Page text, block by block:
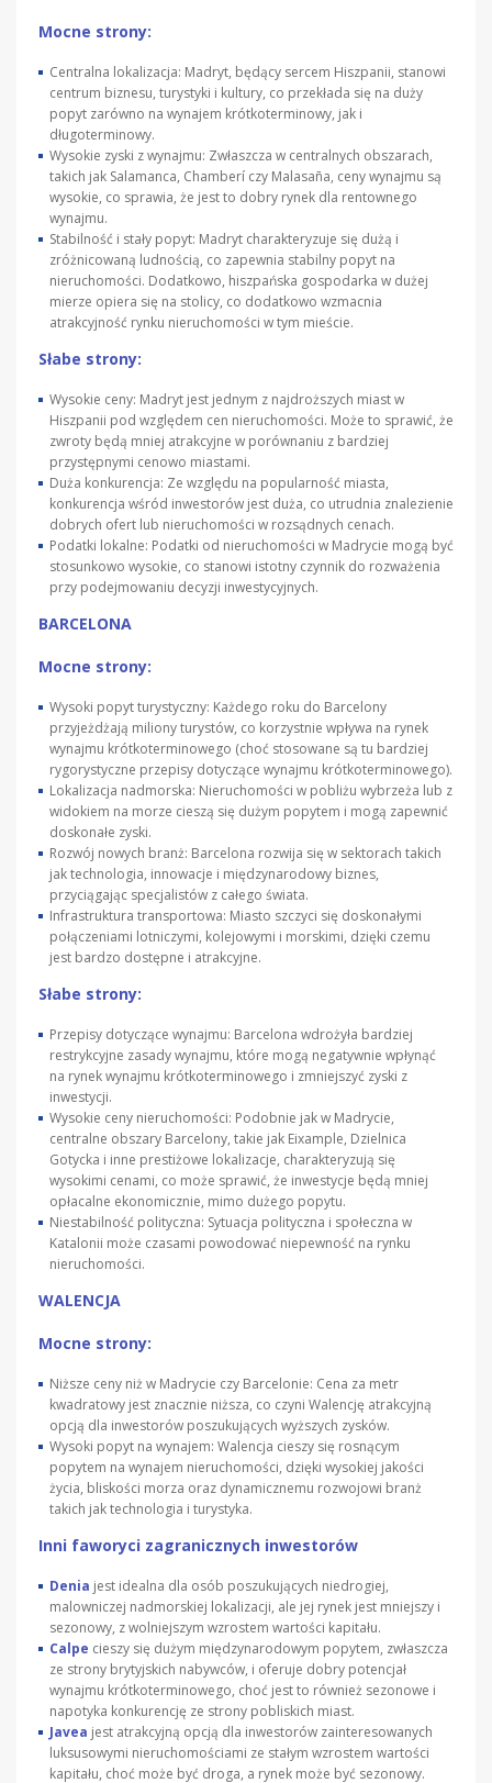
Mocne strony:
Centralna lokalizacja: Madryt, będący sercem Hiszpanii, stanowi
centrum biznesu, turystyki i kultury, co przekłada się na duży
popyt zarówno na wynajem krótkoterminowy, jak i
długoterminowy.
Wysokie zyski z wynajmu: Zwłaszcza w centralnych obszarach,
takich jak Salamanca, Chamberí czy Malasaña, ceny wynajmu są
wysokie, co sprawia, że jest to dobry rynek dla rentownego
wynajmu.
Stabilność i stały popyt: Madryt charakteryzuje się dużą i
zróżnicowaną ludnością, co zapewnia stabilny popyt na
nieruchomości. Dodatkowo, hiszpańska gospodarka w dużej
mierze opiera się na stolicy, co dodatkowo wzmacnia
atrakcyjność rynku nieruchomości w tym mieście.
Słabe strony:
Wysokie ceny: Madryt jest jednym z najdroższych miast w
Hiszpanii pod względem cen nieruchomości. Może to sprawić, że
zwroty będą mniej atrakcyjne w porównaniu z bardziej
przystępnymi cenowo miastami.
Duża konkurencja: Ze względu na popularność miasta,
konkurencja wśród inwestorów jest duża, co utrudnia znalezienie
dobrych ofert lub nieruchomości w rozsądnych cenach.
Podatki lokalne: Podatki od nieruchomości w Madrycie mogą być
stosunkowo wysokie, co stanowi istotny czynnik do rozważenia
przy podejmowaniu decyzji inwestycyjnych.
BARCELONA
Mocne strony:
Wysoki popyt turystyczny: Każdego roku do Barcelony
przyjeżdżają miliony turystów, co korzystnie wpływa na rynek
wynajmu krótkoterminowego (choć stosowane są tu bardziej
rygorystyczne przepisy dotyczące wynajmu krótkoterminowego).
Lokalizacja nadmorska: Nieruchomości w pobliżu wybrzeża lub z
widokiem na morze cieszą się dużym popytem i mogą zapewnić
doskonałe zyski.
Rozwój nowych branż: Barcelona rozwija się w sektorach takich
jak technologia, innowacje i międzynarodowy biznes,
przyciągając specjalistów z całego świata.
Infrastruktura transportowa: Miasto szczyci się doskonałymi
połączeniami lotniczymi, kolejowymi i morskimi, dzięki czemu
jest bardzo dostępne i atrakcyjne.
Słabe strony:
Przepisy dotyczące wynajmu: Barcelona wdrożyła bardziej
restrykcyjne zasady wynajmu, które mogą negatywnie wpłynąć
na rynek wynajmu krótkoterminowego i zmniejszyć zyski z
inwestycji.
Wysokie ceny nieruchomości: Podobnie jak w Madrycie,
centralne obszary Barcelony, takie jak Eixample, Dzielnica
Gotycka i inne prestiżowe lokalizacje, charakteryzują się
wysokimi cenami, co może sprawić, że inwestycje będą mniej
opłacalne ekonomicznie, mimo dużego popytu.
Niestabilność polityczna: Sytuacja polityczna i społeczna w
Katalonii może czasami powodować niepewność na rynku
nieruchomości.
WALENCJA
Mocne strony:
Niższe ceny niż w Madrycie czy Barcelonie: Cena za metr
kwadratowy jest znacznie niższa, co czyni Walencję atrakcyjną
opcją dla inwestorów poszukujących wyższych zysków.
Wysoki popyt na wynajem: Walencja cieszy się rosnącym
popytem na wynajem nieruchomości, dzięki wysokiej jakości
życia, bliskości morza oraz dynamicznemu rozwojowi branż
takich jak technologia i turystyka.
Inni faworyci zagranicznych inwestorów
Denia jest idealna dla osób poszukujących niedrogiej,
malowniczej nadmorskiej lokalizacji, ale jej rynek jest mniejszy i
sezonowy, z wolniejszym wzrostem wartości kapitału.
Calpe cieszy się dużym międzynarodowym popytem, zwłaszcza
ze strony brytyjskich nabywców, i oferuje dobry potencjał
wynajmu krótkoterminowego, choć jest to również sezonowe i
napotyka konkurencję ze strony pobliskich miast.
Javea jest atrakcyjną opcją dla inwestorów zainteresowanych
luksusowymi nieruchomościami ze stałym wzrostem wartości
kapitału, choć może być droga, a rynek może być sezonowy.